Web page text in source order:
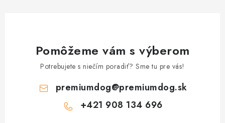
Pomôžeme vám s výberom
Potrebujete s niečím poradiť? Sme tu pre vás!
premiumdog@premiumdog.sk
+421 908 134 696